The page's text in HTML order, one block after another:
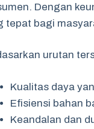
Dengan
tepat bagi
urutan
Kualitas daya
Efisiensi bahan
Keandalan dan